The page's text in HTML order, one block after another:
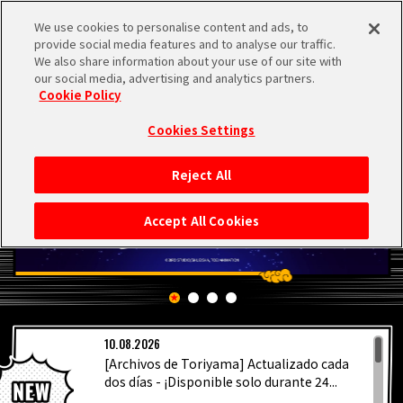
MEN
INICIO
NOTICIAS
LO MÁS DESTACADO
VÍDEOS
10.08.2026
[Archivos de Toriyama] Actualizado cada
dos días - ¡Disponible solo durante 24...
We use cookies to personalise content and ads, to
provide social media features and to analyse our traffic.
We also share information about your use of our site with
our social media, advertising and analytics partners.
Cookie Policy
Cookies Settings
Reject All
Accept All Cookies